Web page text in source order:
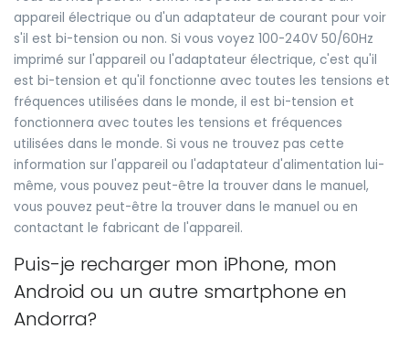
appareil électrique ou d'un adaptateur de courant pour voir
s'il est bi-tension ou non. Si vous voyez 100-240V 50/60Hz
imprimé sur l'appareil ou l'adaptateur électrique, c'est qu'il
est bi-tension et qu'il fonctionne avec toutes les tensions et
fréquences utilisées dans le monde, il est bi-tension et
fonctionnera avec toutes les tensions et fréquences
utilisées dans le monde. Si vous ne trouvez pas cette
information sur l'appareil ou l'adaptateur d'alimentation lui-
même, vous pouvez peut-être la trouver dans le manuel,
vous pouvez peut-être la trouver dans le manuel ou en
contactant le fabricant de l'appareil.
Puis-je recharger mon iPhone, mon
Android ou un autre smartphone en
Andorra?